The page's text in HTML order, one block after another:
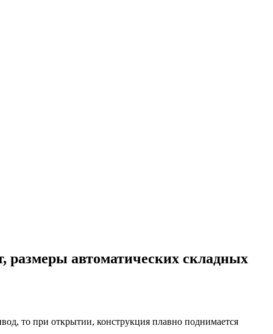
размеры автоматических складных
то при открытии, конструкция плавно поднимается